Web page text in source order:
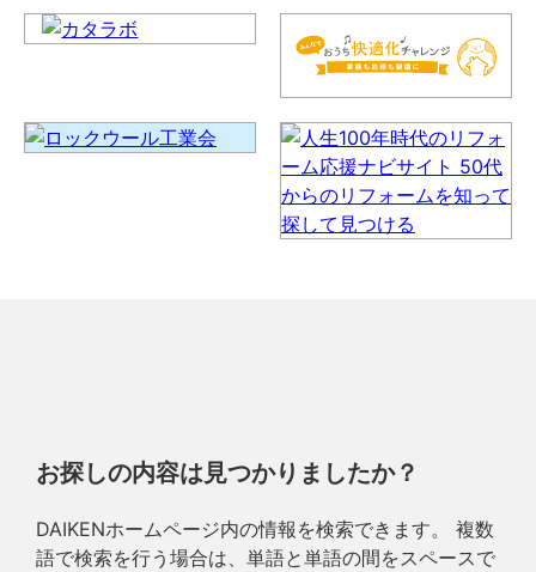
お探しの内容は見つかりましたか？
DAIKENホームページ内の情報を検索できます。 複数
語で検索を行う場合は、単語と単語の間をスペースで